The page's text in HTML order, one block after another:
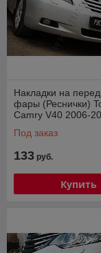
Накладки на
фары (Реснички)
Camry V40 2006-
Под заказ
133 руб.
Купить